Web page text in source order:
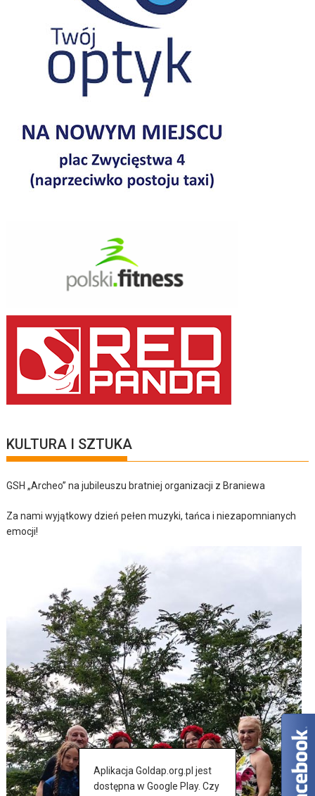
KULTURA I SZTUKA
GSH „Archeo” na jubileuszu bratniej organizacji z Braniewa
Za nami wyjątkowy dzień pełen muzyki, tańca i niezapomnianych
emocji!
Aplikacja Goldap.org.pl jest
dostępna w Google Play. Czy